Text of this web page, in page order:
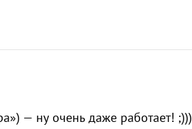
— ну очень даже работает! ;)))